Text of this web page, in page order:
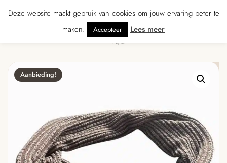
· Gratis verzending vanaf € 70 · Gratis kaartje met je bestelling •
Aanbieding!
Deze website maakt gebruik van cookies om jouw ervaring beter te
maken.
Accepteer Lees meer